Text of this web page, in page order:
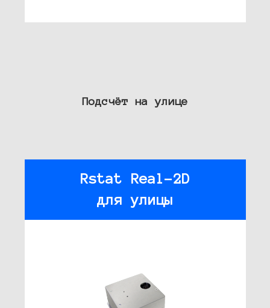
Подсчёт на улице
Rstat Real-2D
для улицы